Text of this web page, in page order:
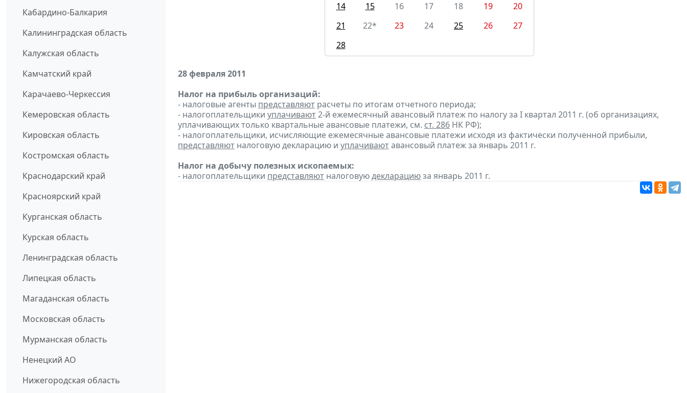
Кабардино-Балкария
Калининградская область
Калужская область
Камчатский край
Карачаево-Черкессия
Кемеровская область
Кировская область
Костромская область
Краснодарский край
Красноярский край
Курганская область
Курская область
Ленинградская область
Липецкая область
Магаданская область
Московская область
Мурманская область
Ненецкий АО
Нижегородская область
14
15 16 17 18 19
20
21
22* 23 24 25 26
27
28
28 февраля 2011
Налог на прибыль организаций:
- налоговые агенты представляют расчеты по итогам отчетного периода;
- налогоплательщики уплачивают2-й ежемесячный авансовый платеж по налогу за I квартал 2011 г. (об организациях,
уплачивающих только квартальные авансовые платежи, см. ст. 286 НК РФ);
- налогоплательщики, исчисляющие ежемесячные авансовые платежи исходя из фактически полученной прибыли,
представляют налоговую декларацию и уплачиваютавансовый платеж за январь 2011 г.
Налог на добычу полезных ископаемых:
- налогоплательщики представляют налоговуюдекларациюза январь 2011 г.